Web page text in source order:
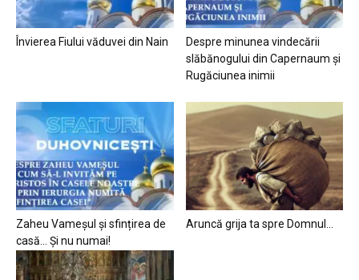
Învierea Fiului văduvei din Nain
Despre minunea vindecării
slăbănogului din Capernaum și
Rugăciunea inimii
Zaheu Vameșul și sfințirea de
casă… Și nu numai!
Aruncă grija ta spre Domnul…